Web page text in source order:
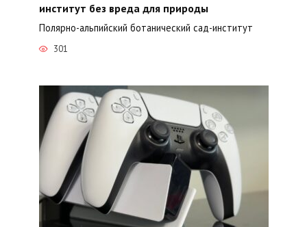
институт без вреда для природы
Полярно-альпийский ботанический сад-институт
301